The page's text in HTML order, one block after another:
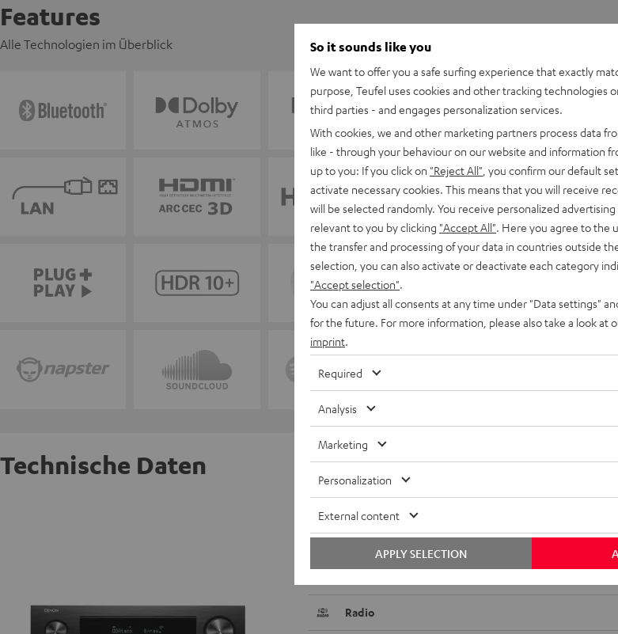
Features
Alle Technologien im Überblick
Technische Daten
Der Denon AVC-X3800H ist dein AV-Receiver der
erlebst du echten, mitreißenden 3D-Sound und
Möglichkeiten.
Radio
So it sounds like you
We want to offer you a safe surfing experience that exactly
purpose, Teufel uses cookies and other tracking technologies
third parties - and engages personalization services.
With cookies, we and other marketing partners process data
like - through your behaviour on our website and information
up to you: If you click on "Reject All" , you confirm our default
activate necessary cookies. This means that you will receive
will be selected randomly. You receive personalized
relevant to you by clicking "Accept All" . Here you agree to the
the transfer and processing of your data in countries outside
selection, you can also activate or deactivate each category
"Accept selection"
You can adjust all consents at any time under "Data settings"
for the future. For more information, please also take a look at
imprint
Required
Analysis
Marketing
Personalization
External content
APPLY SELECTION